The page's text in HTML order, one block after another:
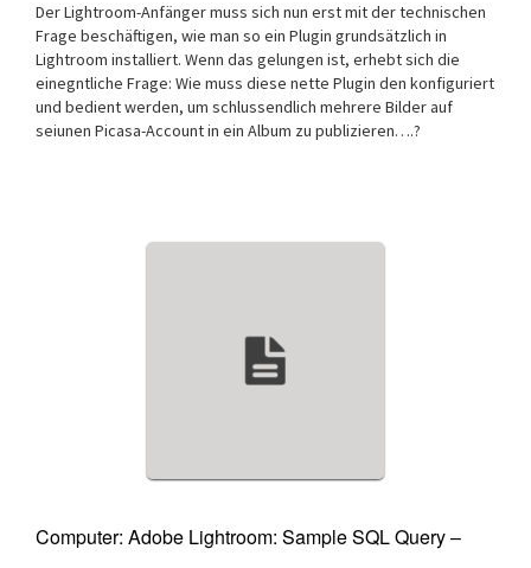
Der Lightroom-Anfänger muss sich nun erst mit der technischen
Frage beschäftigen, wie man so ein Plugin grundsätzlich in
Lightroom installiert. Wenn das gelungen ist, erhebt sich die
einegntliche Frage: Wie muss diese nette Plugin den konfiguriert
und bedient werden, um schlussendlich mehrere Bilder auf
seiunen Picasa-Account in ein Album zu publizieren….?
Computer: Adobe Lightroom: Sample SQL Query –